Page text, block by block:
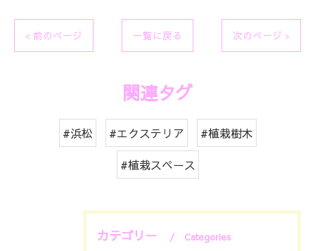
< 前のページ 一覧に戻る 次のページ >
関連タグ
#浜松 #エクステリア #植栽樹木
#植栽スペース
カテゴリー Categories